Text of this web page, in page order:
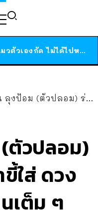
ได้เวลาเด็กหนวดรวมตัว RF Online Next เปิดให้เล่นแล้ว เกม Sci-Fi MMORPG ระดับตำนาน เล่นได้ทั้งมือถือและ PC
ลอม) ร่วมกิจกรรมปาขี้ใส่ ดวงฤทธิ์ ปาแม่นโดนเต็ม ๆ กลางหัว
ตัวปลอม)
ใส่ ดวง
เต็ม ๆ